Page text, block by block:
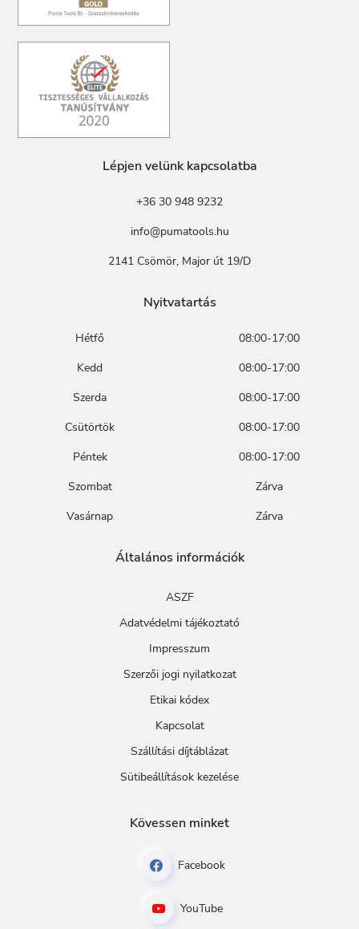
Lépjen velünk kapcsolatba
+36 30 948 9232
info@pumatools.hu
2141 Csömör, Major út 19/D
Nyitvatartás
Hétfő
08:00-17:00
Kedd
08:00-17:00
Szerda
08:00-17:00
Csütörtök
08:00-17:00
Péntek
08:00-17:00
Szombat
Zárva
Vasárnap
Zárva
Általános információk
ASZF
Adatvédelmi tájékoztató
Impresszum
Szerzői jogi nyilatkozat
Etikai kódex
Kapcsolat
Szállítási díjtáblázat
Sütibeállítások kezelése
Kövessen minket
Facebook
YouTube